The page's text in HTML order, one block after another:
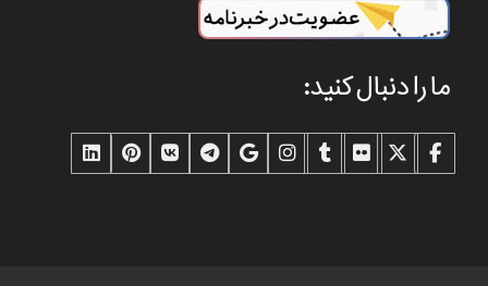
ما را دنبال کنید: